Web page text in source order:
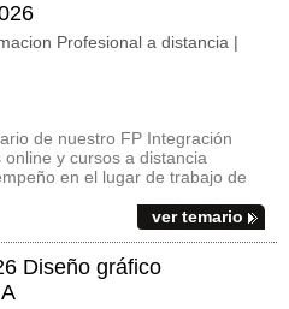
Profesional a distancia |
de nuestro FP Integración
y cursos a distancia
en el lugar de trabajo de
ver temario
Diseño gráfico